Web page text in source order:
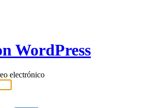
WordPress
electrónico